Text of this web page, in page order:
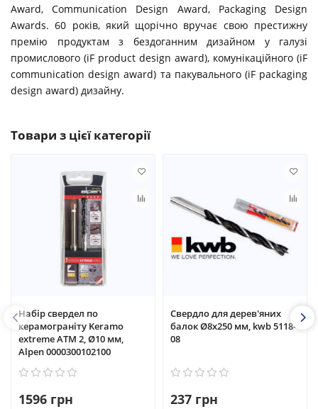
Award, Communication Design Award, Packaging Design
Awards. 60 років, який щорічно вручає свою престижну
премію продуктам з бездоганним дизайном у галузі
промислового (iF product design award), комунікаційного (iF
communication design award) та пакувального (iF packaging
design award) дизайну.
Товари з цієї категорії
Набір свердел по
керамограніту Keramo
extreme ATM 2, Ø10 мм,
Alpen 0000300102100
1596 грн
Свердло для дерев'яних
балок Ø8x250 мм, kwb 5118-
08
237 грн